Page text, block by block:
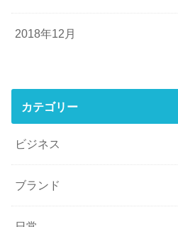
2018年12月
カテゴリー
ビジネス
ブランド